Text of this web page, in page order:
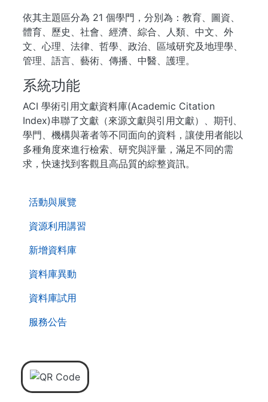
活動與展覽
資源利用講習
新增資料庫
資料庫異動
資料庫試用
服務公告
依其主題區分為 21 個學門，分別為：教育、圖資、
體育、歷史、社會、經濟、綜合、人類、中文、外
文、心理、法律、哲學、政治、區域研究及地理學、
管理、語言、藝術、傳播、中醫、護理。
系統功能
ACI 學術引用文獻資料庫(Academic Citation
Index)串聯了文獻（來源文獻與引用文獻）、期刊、
學門、機構與著者等不同面向的資料，讓使用者能以
多種角度來進行檢索、研究與評量，滿足不同的需
求，快速找到客觀且高品質的綜整資訊。